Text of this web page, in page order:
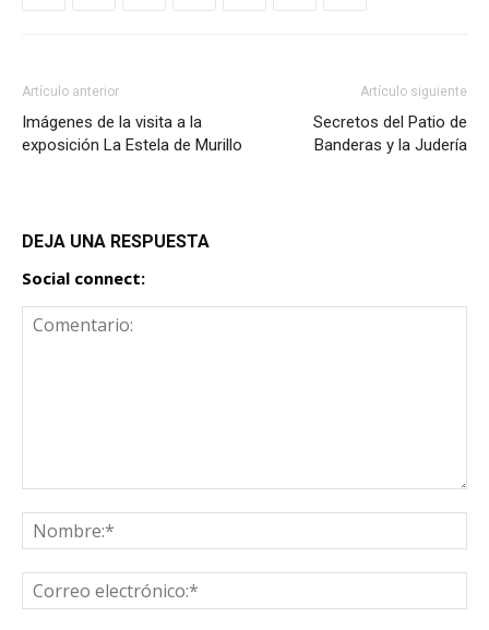
Artículo anterior
Imágenes de la visita a la
exposición La Estela de Murillo
Artículo siguiente
Secretos del Patio de
Banderas y la Judería
DEJA UNA RESPUESTA
Social connect: